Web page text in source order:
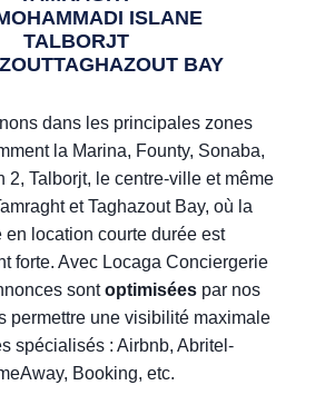
ISLANE
TALBORJT
BAY
dans les principales zones
la Marina, Founty, Sonaba,
2, Talborjt, le centre-ville et même
et Taghazout Bay, où la
en location courte durée est
forte. Avec Locaga Conciergerie
sontoptimiséespar nos
permettre une visibilité maximale
spécialisés : Airbnb, Abritel-
Booking, etc.